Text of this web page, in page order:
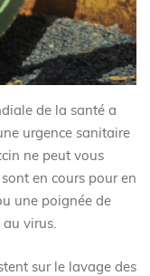
de la santé a
urgence sanitaire
ne peut vous
en cours pour en
une poignée de
virus.
sur le lavage des